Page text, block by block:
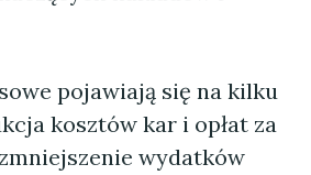
pojawiają się na kilku
kosztów kar i opłat za
wydatków